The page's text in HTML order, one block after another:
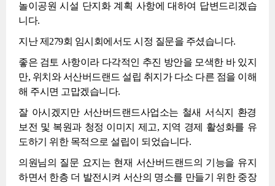
놀이공원 시설 단지화 계획 사항에 대하여 답변드리겠습
니다.
지난 제279회 임시회에서도 시정 질문을 주셨습니다.
좋은 검토 사항이라 다각적인 추진 방안을 모색한 바 있지
만, 위치와 서산버드랜드 설립 취지가 다소 다른 점을 이해
해 주시면 고맙겠습니다.
잘 아시겠지만 서산버드랜드사업소는 철새 서식지 환경
보전 및 복원과 청정 이미지 제고, 지역 경제 활성화를 유
도하기 위한 목적으로 설립이 되었습니다.
의원님의 질문 요지는 현재 서산버드랜드의 기능을 유지
하면서 한층 더 발전시켜 서산의 명소를 만들기 위한 중장